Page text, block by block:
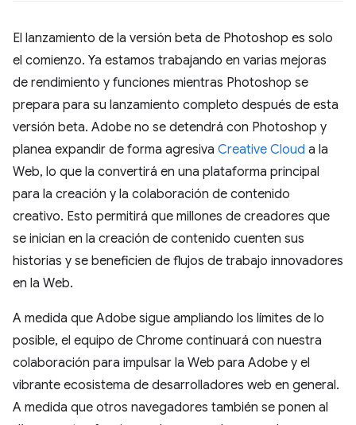
El lanzamiento de la versión beta de Photoshop es solo
el comienzo. Ya estamos trabajando en varias mejoras
de rendimiento y funciones mientras Photoshop se
prepara para su lanzamiento completo después de esta
versión beta. Adobe no se detendrá con Photoshop y
planea expandir de forma agresiva Creative Cloud a la
Web, lo que la convertirá en una plataforma principal
para la creación y la colaboración de contenido
creativo. Esto permitirá que millones de creadores que
se inician en la creación de contenido cuenten sus
historias y se beneficien de flujos de trabajo innovadores
en la Web.
A medida que Adobe sigue ampliando los límites de lo
posible, el equipo de Chrome continuará con nuestra
colaboración para impulsar la Web para Adobe y el
vibrante ecosistema de desarrolladores web en general.
A medida que otros navegadores también se ponen al